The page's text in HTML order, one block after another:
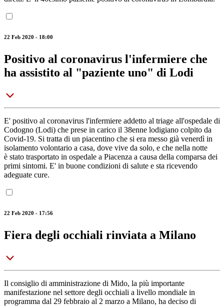
22 Feb 2020 - 18:00
Positivo al coronavirus l'infermiere che
ha assistito al "paziente uno" di Lodi
E' positivo al coronavirus l'infermiere addetto al triage all'ospedale di
Codogno (Lodi) che prese in carico il 38enne lodigiano colpito da
Covid-19. Si tratta di un piacentino che si era messo già venerdì in
isolamento volontario a casa, dove vive da solo, e che nella notte
è stato trasportato in ospedale a Piacenza a causa della comparsa dei
primi sintomi. E' in buone condizioni di salute e sta ricevendo
adeguate cure.
22 Feb 2020 - 17:56
Fiera degli occhiali rinviata a Milano
Il consiglio di amministrazione di Mido, la più importante
manifestazione nel settore degli occhiali a livello mondiale in
programma dal 29 febbraio al 2 marzo a Milano, ha deciso di